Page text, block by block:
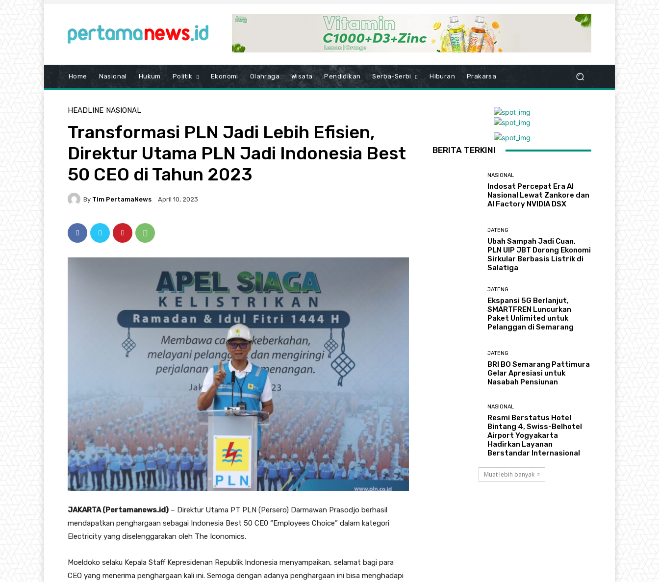
Home Nasional Hukum Politik Ekonomi Olahraga Wisata Pendidikan Serba-Serbi Hiburan Prakarsa
HEADLINE NASIONAL
Transformasi PLN Jadi Lebih Efisien,
Direktur Utama PLN Jadi Indonesia Best
50 CEO di Tahun 2023
By Tim PertamaNews April 10, 2023
JAKARTA (Pertamanews.id) – Direktur Utama PT PLN (Persero) Darmawan Prasodjo berhasil
mendapatkan penghargaan sebagai Indonesia Best 50 CE0 “Employees Choice” dalam kategori
Electricity yang diselenggarakan oleh The Iconomics.
Moeldoko selaku Kepala Staff Kepresidenan Republik Indonesia menyampaikan, selamat bagi para
CEO yang menerima penghargaan kali ini. Semoga dengan adanya penghargaan ini bisa menghadapi
BERITA TERKINI
NASIONAL
Indosat Percepat Era AI
Nasional Lewat Zankore dan
AI Factory NVIDIA DSX
JATENG
Ubah Sampah Jadi Cuan,
PLN UIP JBT Dorong Ekonomi
Sirkular Berbasis Listrik di
Salatiga
JATENG
Ekspansi 5G Berlanjut,
SMARTFREN Luncurkan
Paket Unlimited untuk
Pelanggan di Semarang
JATENG
BRI BO Semarang Pattimura
Gelar Apresiasi untuk
Nasabah Pensiunan
NASIONAL
Resmi Berstatus Hotel
Bintang 4, Swiss-Belhotel
Airport Yogyakarta
Hadirkan Layanan
Berstandar Internasional
Muat lebih banyak